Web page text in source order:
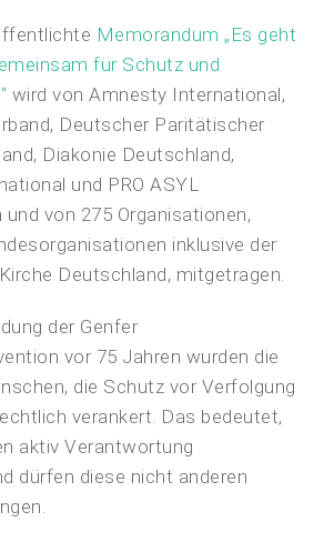
Memorandum „Es geht
für Schutz und
wird von Amnesty International,
Deutscher Paritätischer
Diakonie Deutschland,
und PRO ASYL
und von 275 Organisationen,
inklusive der
Deutschland, mitgetragen.
der Genfer
vor 75 Jahren wurden die
die Schutz vor Verfolgung
verankert. Das bedeutet,
aktiv Verantwortung
dürfen diese nicht anderen